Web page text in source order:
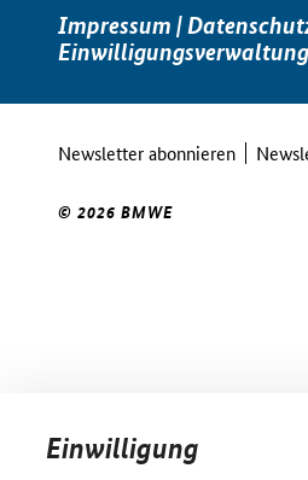
Impressum |
Einwilligungsverwaltung
Newsletter abonnieren
© 2026 BMWE
Einwilligung